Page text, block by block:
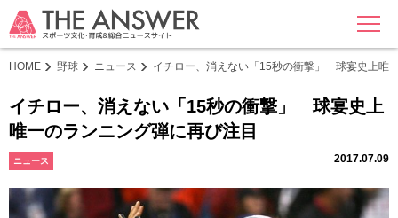
MENU
HOME 野球 ニュース イチロー、消えない「15秒の衝撃」 球宴史上唯
イチロー、消えない「15秒の衝撃」 球宴史上
唯一のランニング弾に再び注目
ニュース 2017.07.09